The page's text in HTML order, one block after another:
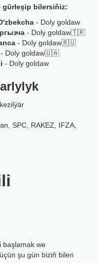
gürleşip bilersiňiz:
- Doly goldaw
- Doly goldaw🇹🇷
- Doly goldaw🇷🇺
- Doly goldaw🇺🇦
- Doly goldaw
SPC, RAKEZ, IFZA,
başlamak we
şu gün biziň bilen